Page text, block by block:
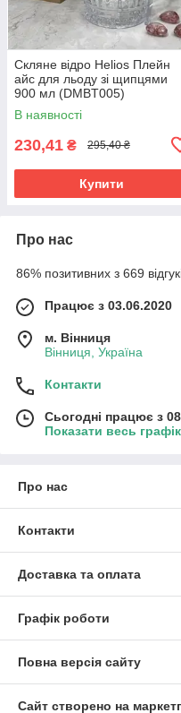
Скляне відро Helios Плейн
айс для льоду зі щипцями
900 мл (DMBT005)
В наявності
230,41 ₴ 295,40 ₴
Купити
Про нас
86% позитивних з 669
Працює з 03.06.2020
м. Вінниця
Вінниця, Україна
Контакти
Сьогодні працює з
Показати весь
Про нас
Контакти
Доставка та оплата
Графік роботи
Повна версія сайту
Сайт створено на